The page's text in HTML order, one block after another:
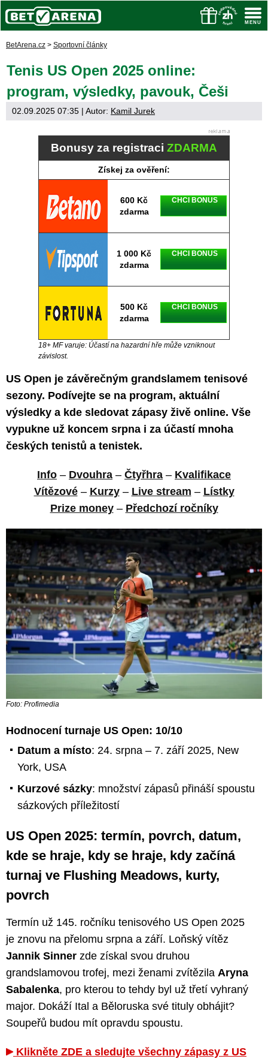
BetArena.cz > Sportovní články
Tenis US Open 2025 online:
program, výsledky, pavouk, Češi
02.09.2025 07:35 | Autor: Kamil Jurek
Bonusy za registraci ZDARMA
Získej za ověření:
600 Kč
zdarma
CHCI BONUS
1 000 Kč
zdarma
CHCI BONUS
500 Kč
zdarma
CHCI BONUS
18+ MF varuje: Účastí na hazardní hře může vzniknout
závislost.
US Open je závěrečným grandslamem tenisové
sezony. Podívejte se na program, aktuální
výsledky a kde sledovat zápasy živě online. Vše
vypukne už koncem srpna i za účastí mnoha
českých tenistů a tenistek.
Info – Dvouhra – Čtyřhra – Kvalifikace
Vítězové – Kurzy– Live stream – Lístky
Prize money – Předchozí ročníky
Foto: Profimedia
Hodnocení turnaje US Open: 10/10
Datum a místo: 24. srpna – 7. září 2025, New
York, USA
Kurzové sázky: množství zápasů přináší spoustu
sázkových příležitostí
US Open 2025: termín, povrch, datum,
kde se hraje, kdy se hraje, kdy začíná
turnaj ve Flushing Meadows, kurty,
povrch
Termín už 145. ročníku tenisového US Open 2025
je znovu na přelomu srpna a září. Loňský vítěz
Jannik Sinner zde získal svou druhou
grandslamovou trofej, mezi ženami zvítězila Aryna
Sabalenka, pro kterou to tehdy byl už třetí vyhraný
major. Dokáží Ital a Běloruska své tituly obhájit?
Soupeřů budou mít opravdu spoustu.
Klikněte ZDE a sledujte všechny zápasy z US